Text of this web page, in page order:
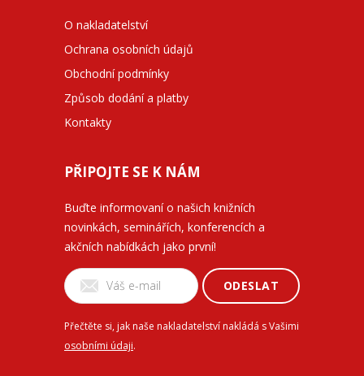
O nakladatelství
Ochrana osobních údajů
Obchodní podmínky
Způsob dodání a platby
Kontakty
PŘIPOJTE SE K NÁM
Buďte informovaní o našich knižních
novinkách, seminářích, konferencích a
akčních nabídkách jako první!
ODESLAT
Přečtěte si, jak naše nakladatelství nakládá s Vašimi
osobními údaji.